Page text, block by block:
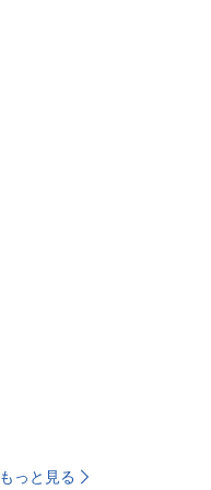
もっと見る